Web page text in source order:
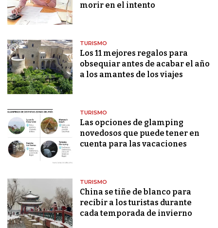
morir en el intento
TURISMO
Los 11 mejores regalos para
obsequiar antes de acabar el año
a los amantes de los viajes
TURISMO
Las opciones de glamping
novedosos que puede tener en
cuenta para las vacaciones
TURISMO
China se tiñe de blanco para
recibir a los turistas durante
cada temporada de invierno